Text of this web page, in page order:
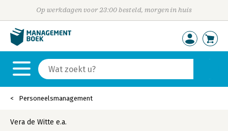
Op werkdagen voor 23:00 besteld, morgen in huis
Personeelsmanagement
Vera de Witte e.a.